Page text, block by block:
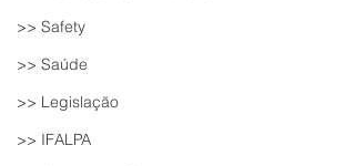
>> Safety
>> Saúde
>> Legislação
>> IFALPA